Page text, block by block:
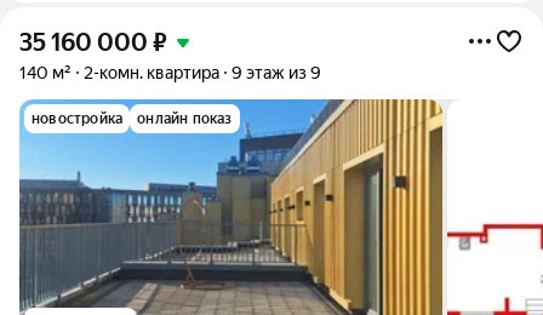
35 160 000 ₽
140 м² 2-комн. квартира 9 этаж из 9
новостройка онлайн показ